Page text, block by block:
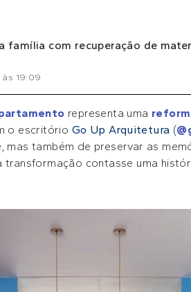
com recuperação de
às 19:09
representa uma
o escritório Go Up Arquitetura (
mas também de preservar as
contasse uma